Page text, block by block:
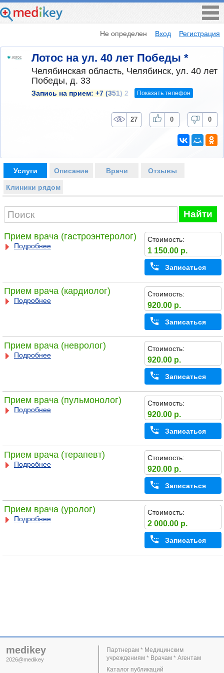
Не определен Вход Регистрация
Лотос на ул. 40 лет Победы *
Челябинская область, Челябинск, ул. 40 лет
Победы, д. 33
Запись на прием: +7 (351) 2 Показать телефон
27 0 0
Услуги Описание Врачи Отзывы
Клиники рядом
Найти
Прием врача (гастроэнтеролог)
Подробнее
Стоимость:
1 150.00 р.
Записаться
Прием врача (кардиолог)
Подробнее
Стоимость:
920.00 р.
Записаться
Прием врача (невролог)
Подробнее
Стоимость:
920.00 р.
Записаться
Прием врача (пульмонолог)
Подробнее
Стоимость:
920.00 р.
Записаться
Прием врача (терапевт)
Подробнее
Стоимость:
920.00 р.
Записаться
Прием врача (уролог)
Подробнее
Стоимость:
2 000.00 р.
Записаться
medikey
2026@medikey
Партнерам * Медицинским
учреждениям * Врачам * Агентам
Каталог публикаций